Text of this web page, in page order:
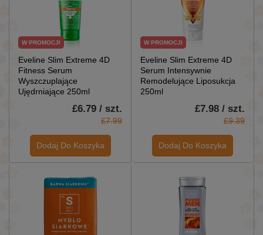
W PROMOCJI
Eveline Slim Extreme 4D
Fitness Serum
Wyszczuplające
Ujędrniające 250ml
£6.79 / szt.
£7.99
Dodaj Do Koszyka
W PROMOCJI
Eveline Slim Extreme 4D
Serum Intensywnie
Remodelujące Liposukcja
250ml
£7.98 / szt.
£9.39
Dodaj Do Koszyka